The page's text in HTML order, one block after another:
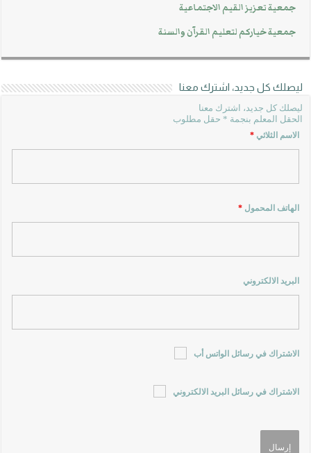
جمعية تعزيز القيم الاجتماعية
جمعية خياركم لتعليم القرآن والسنة
ليصلك كل جديد، اشترك معنا
ليصلك كل جديد، اشترك معنا
الحقل المعلم بنجمة * حقل مطلوب
الاسم الثلاثي*
الهاتف المحمول*
البريد الالكتروني
الاشتراك في رسائل الواتس أب
الاشتراك في رسائل البريد الالكتروني